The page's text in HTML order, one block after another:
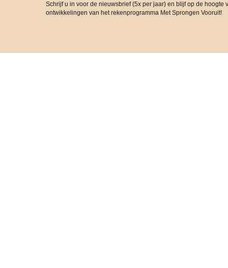
Schrijf u in voor de nieuwsbrief (5x per jaar) en blijf op de hoogte
ontwikkelingen van het rekenprogramma Met Sprongen Vooruit!